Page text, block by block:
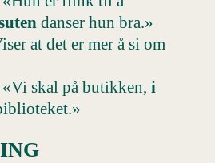
danser hun bra.»
at det er mer å si om
skal på butikken, i